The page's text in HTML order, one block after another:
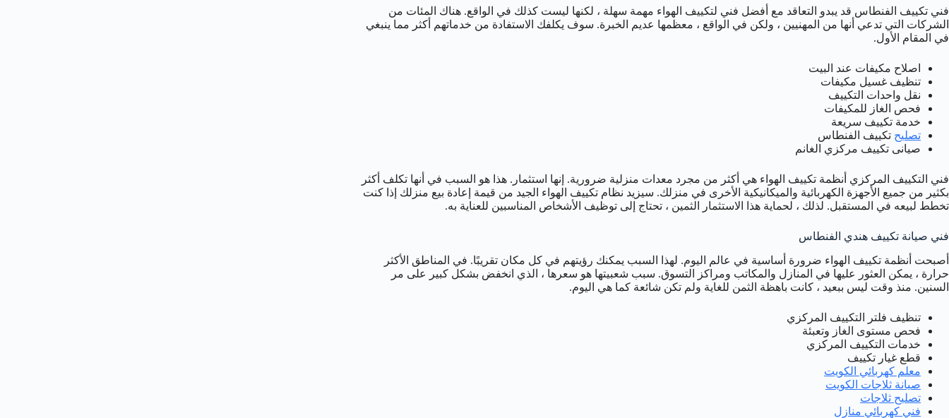
فني تكييف الفنطاس قد يبدو التعاقد مع أفضل فني لتكييف الهواء مهمة سهلة ، لكنها ليست كذلك في الواقع. هناك المئات من
الشركات التي تدعي أنها من المهنيين ، ولكن في الواقع ، معظمها عديم الخبرة. سوف يكلفك الاستفادة من خدماتهم أكثر مما ينبغي
في المقام الأول.
اصلاح مكيفات عند البيت
تنظيف غسيل مكيفات
نقل واحدات التكييف
فحص الغاز للمكيفات
خدمة تكييف سريعة
تصليح تكييف الفنطاس
صيانى تكييف مركزي الغانم
فني التكييف المركزي أنظمة تكييف الهواء هي أكثر من مجرد معدات منزلية ضرورية. إنها استثمار. هذا هو السبب في أنها تكلف أكثر
بكثير من جميع الأجهزة الكهربائية والميكانيكية الأخرى في منزلك. سيزيد نظام تكييف الهواء الجيد من قيمة إعادة بيع منزلك إذا كنت
تخطط لبيعه في المستقبل. لذلك ، لحماية هذا الاستثمار الثمين ، تحتاج إلى توظيف الأشخاص المناسبين للعناية به.
فني صيانة تكييف هندي الفنطاس
أصبحت أنظمة تكييف الهواء ضرورة أساسية في عالم اليوم. لهذا السبب يمكنك رؤيتهم في كل مكان تقريبًا. في المناطق الأكثر
حرارة ، يمكن العثور عليها في المنازل والمكاتب ومراكز التسوق. سبب شعبيتها هو سعرها ، الذي انخفض بشكل كبير على مر
السنين. منذ وقت ليس ببعيد ، كانت باهظة الثمن للغاية ولم تكن شائعة كما هي اليوم.
تنظيف فلتر التكييف المركزي
فحص مستوى الغاز وتعبئة
خدمات التكييف المركزي
قطع غيار تكييف
معلم كهربائي الكويت
صيانة ثلاجات الكويت
تصليح ثلاجات
فني كهربائي منازل